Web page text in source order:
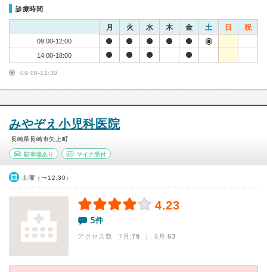
診療時間
月 火 水 木 金 土 日 祝
09:00-12:00
14:00-18:00
09:00-12:30
みやぞえ小児科医院
長崎県長崎市矢上町
駐車場あり マイナ受付
土曜（〜12:30）
4.23
5件
アクセス数 7月:79 | 6月:63